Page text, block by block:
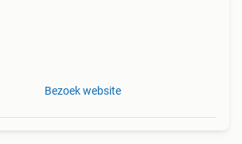
Bezoek website